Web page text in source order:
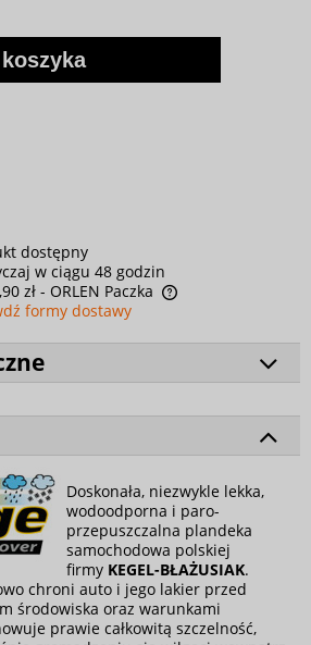
dostępny
w ciągu 48 godzin
zł - ORLEN Paczka
formy dostawy
Doskonała, niezwykle lekka,
wodoodporna i paro-
przepuszczalna plandeka
samochodowa polskiej
firmy KEGEL-BŁAŻUSIAK.
chroni auto i jego lakier przed
środowiska oraz warunkami
prawie całkowitą szczelność,